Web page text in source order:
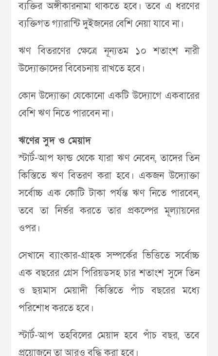
ব্যক্তির অঙ্গীকারনামা থাকতে হবে। তবে এ ধরণের
ব্যক্তিগত গ্যারান্টি দুইজনের বেশি নেয়া যাবে না।
ঋণ বিতরণের ক্ষেত্রে নূন্যতম ১০ শতাংশ নারী
উদ্যোক্তাদের বিবেচনায় রাখতে হবে।
কোন উদ্যোক্তা যেকোনো একটি উদ্যোগে একবারের
বেশি ঋণ নিতে পারবেন না।
ঋণের সুদ ও মেয়াদ
স্টার্ট-আপ ফান্ড থেকে যারা ঋণ নেবেন, তাদের তিন
কিস্তিতে ঋণ বিতরণ করা হবে। একজন উদ্যোক্তা
সর্বোচ্চ এক কোটি টাকা পর্যন্ত ঋণ নিতে পারবেন,
তবে তা নির্ভর করতে তার প্রকল্পের মূল্যায়নের
ওপর।
সেখানে ব্যাংকার-গ্রাহক সম্পর্কের ভিত্তিতে সর্বোচ্চ
এক বছরের গ্রেস পিরিয়ডসহ চার শতাংশ সুদে তিন
ও ছয়মাস মেয়াদী কিস্তিতে পাঁচ বছরের মধ্যে
পরিশোধ করতে হবে।
স্টার্ট-আপ তহবিলের মেয়াদ হবে পাঁচ বছর, তবে
প্রয়োজনে তা আরও বৃদ্ধি করা হবে।